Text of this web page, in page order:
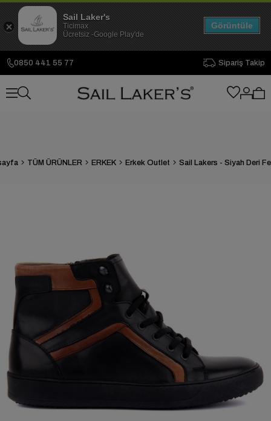
0850 441 55 77 Sipariş Takip
TÜM ÜRÜNLER ERKEK Erkek Outlet
Sail Laker's
Ticimax
Ücretsiz -Google Play'de
Görüntüle